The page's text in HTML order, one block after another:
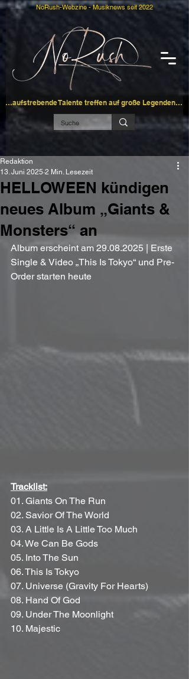
…aufstrebende Talente treffen auf große Legenden…
NoRush-Webzine - Musiknews seit 2022
HELLOWEEN kündigen
neues Album „Giants &
Monsters“ an
Redaktion
13. Juni 2025 2 Min. Lesezeit
Album erscheint am 29.08.2025 | Erste
Single & Video „This Is Tokyo“ und Pre-
Order starten heute
Tracklist:
01. Giants On The Run
02. Savior Of The World
03. A Little Is A Little Too Much
04. We Can Be Gods
05. Into The Sun
06. This Is Tokyo
07. Universe (Gravity For Hearts)
08. Hand Of God
09. Under The Moonlight
10. Majestic